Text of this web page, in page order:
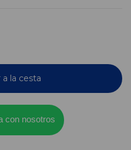
a la cesta
con nosotros